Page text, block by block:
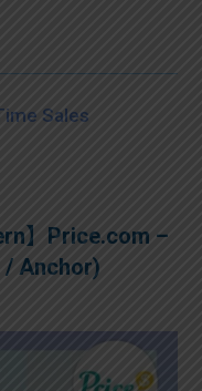
Sales
】Price.com –
/ Anchor)